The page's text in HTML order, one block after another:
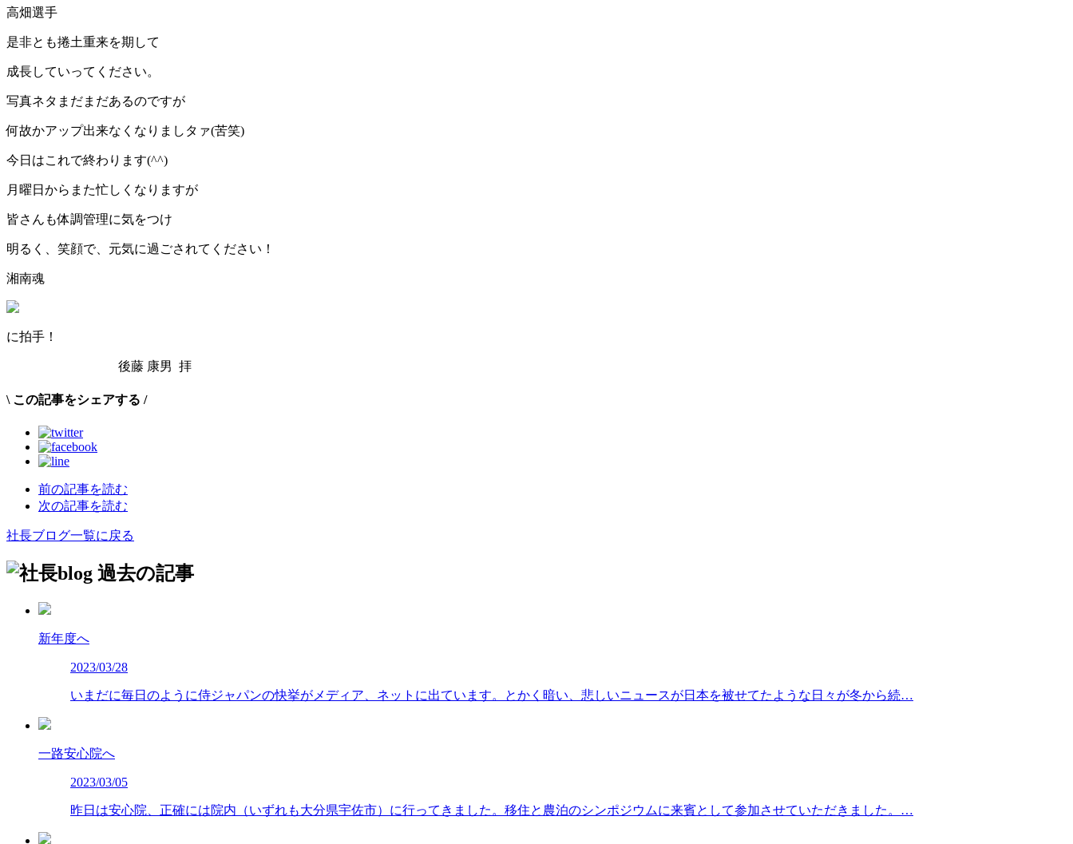
高畑選手
是非とも捲土重来を期して
成長していってください。
写真ネタまだまだあるのですが
何故かアップ出来なくなりましタァ(苦笑)
今日はこれで終わります(^^)
月曜日からまた忙しくなりますが
皆さんも体調管理に気をつけ
明るく、笑顔で、元気に過ごされてください！
湘南魂
に拍手！
後藤 康男 拝
\この記事をシェアする /
前の記事を読む
次の記事を読む
社長ブログ一覧に戻る
過去の記事
新年度へ
2023/03/28
いまだに毎日のように侍ジャパンの快挙がメディア、ネットに出ています。とかく暗い、悲しいニュースが日本を被せてたような日々が冬から続…
一路安心院へ
2023/03/05
昨日は安心院、正確には院内（いずれも大分県宇佐市）に行ってきました。移住と農泊のシンポジウムに来賓として参加させていただきました。…